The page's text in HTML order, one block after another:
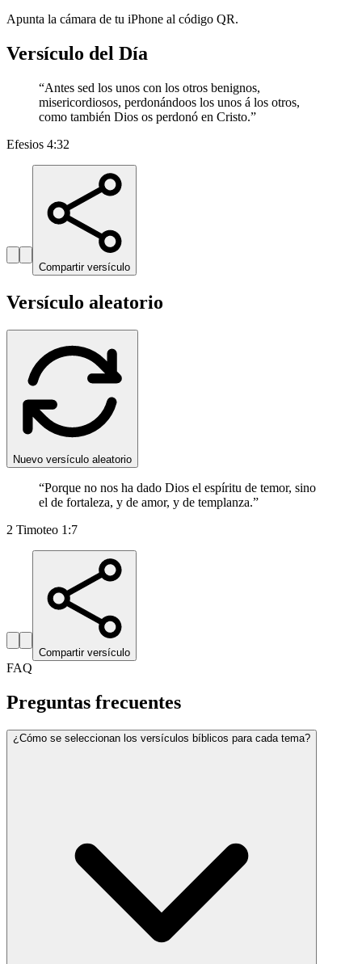
Apunta la cámara de tu iPhone al código QR.
Versículo del Día
“Antes sed los unos con los otros benignos,
misericordiosos, perdonándoos los unos á los otros,
como también Dios os perdonó en Cristo.”
Efesios 4:32
Compartir versículo
Versículo aleatorio
Nuevo versículo aleatorio
“Porque no nos ha dado Dios el espíritu de temor, sino
el de fortaleza, y de amor, y de templanza.”
2 Timoteo 1:7
Compartir versículo
FAQ
Preguntas frecuentes
¿Cómo se seleccionan los versículos bíblicos para cada tema?